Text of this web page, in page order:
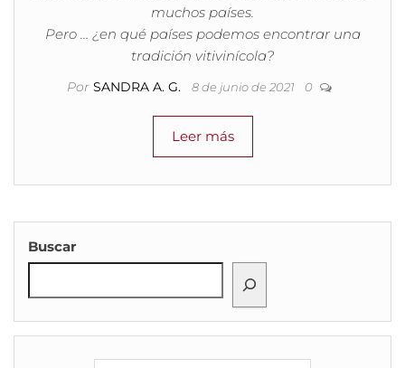
muchos países.
Pero … ¿en qué países podemos encontrar una
tradición vitivinícola?
Por SANDRA A. G. 8 de junio de 2021 0
Leer más
Buscar